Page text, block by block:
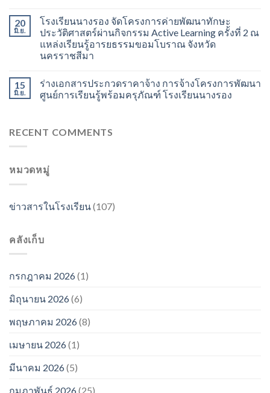
20
มิ.ย.
โรงเรียนนางรอง จัดโครงการค่ายพัฒนาทักษะ
ประวัติศาสตร์ผ่านกิจกรรม Active Learning ครั้งที่ 2 ณ
แหล่งเรียนรู้อารยธรรมขอมโบราณ จังหวัด
นครราชสีมา
15
มิ.ย.
ร่างเอกสารประกวดราคาจ้าง การจ้างโครงการพัฒนา
ศูนย์การเรียนรู้พร้อมครุภัณฑ์ โรงเรียนนางรอง
RECENT COMMENTS
หมวดหมู่
ข่าวสารในโรงเรียน(107)
คลังเก็บ
กรกฎาคม 2026(1)
มิถุนายน 2026(6)
พฤษภาคม 2026(8)
เมษายน 2026(1)
มีนาคม 2026(5)
กุมภาพันธ์ 2026(25)